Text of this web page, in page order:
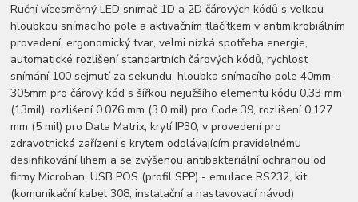
Ruční vícesměrný LED snímač 1D a 2D čárových kódů s velkou
hloubkou snímacího pole a aktivačním tlačítkem v antimikrobiálním
provedení, ergonomický tvar, velmi nízká spotřeba energie,
automatické rozlišení standartních čárových kódů, rychlost
snímání 100 sejmutí za sekundu, hloubka snímacího pole 40mm -
305mm pro čárový kód s šířkou nejužšího elementu kódu 0,33 mm
(13mil), rozlišení 0.076 mm (3.0 mil) pro Code 39, rozlišení 0.127
mm (5 mil) pro Data Matrix, krytí IP30, v provedení pro
zdravotnická zařízení s krytem odolávajícím pravidelnému
desinfikování lihem a se zvýšenou antibakteriální ochranou od
firmy Microban, USB POS (profil SPP) - emulace RS232, kit
(komunikační kabel 308, instalační a nastavovací návod)